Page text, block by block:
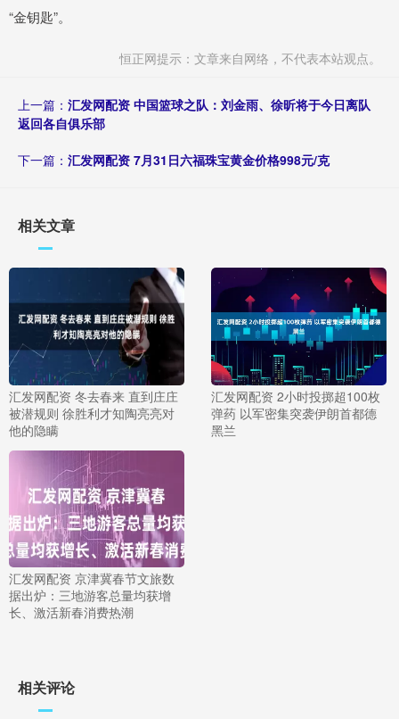
“金钥匙”。
恒正网提示：文章来自网络，不代表本站观点。
上一篇： 汇发网配资 中国篮球之队：刘金雨、徐昕将于今日离队
返回各自俱乐部
下一篇： 汇发网配资 7月31日六福珠宝黄金价格998元/克
相关文章
汇发网配资 冬去春来 直到庄庄
被潜规则 徐胜利才知陶亮亮对
他的隐瞒
汇发网配资 2小时投掷超100枚
弹药 以军密集突袭伊朗首都德
黑兰
汇发网配资 京津冀春节文旅数
据出炉：三地游客总量均获增
长、激活新春消费热潮
相关评论